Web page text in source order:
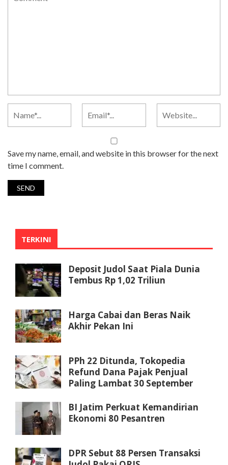
Save my name, email, and website in this browser for the next
time I comment.
TERKINI
Deposit Judol Saat Piala Dunia
Tembus Rp 1,02 Triliun
Harga Cabai dan Beras Naik
Akhir Pekan Ini
PPh 22 Ditunda, Tokopedia
Refund Dana Pajak Penjual
Paling Lambat 30 September
BI Jatim Perkuat Kemandirian
Ekonomi 80 Pesantren
DPR Sebut 88 Persen Transaksi